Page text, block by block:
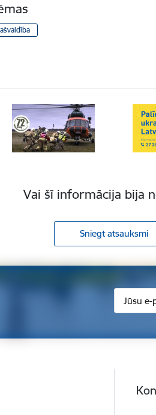
Vai šī informācija bija
Sniegt atsauksmi